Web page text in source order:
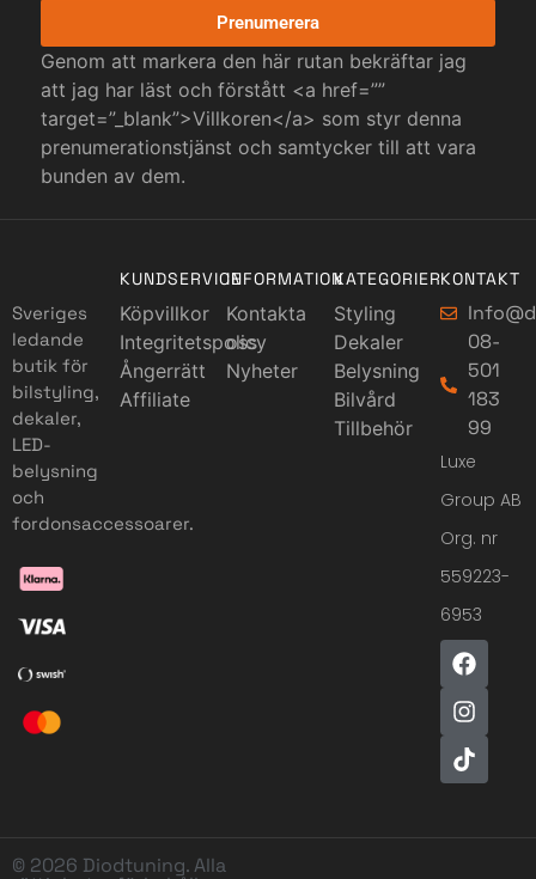
Prenumerera
Genom att markera den här rutan bekräftar jag
att jag har läst och förstått <a href=””
target=”_blank”>Villkoren</a> som styr denna
prenumerationstjänst och samtycker till att vara
bunden av dem.
Sveriges
ledande
butik för
bilstyling,
dekaler,
LED-
belysning
och
fordonsaccessoarer.
KUNDSERVICE
Köpvillkor
Integritetspolicy
Ångerrätt
Affiliate
INFORMATION
Kontakta
oss
Nyheter
KATEGORIER
Styling
Dekaler
Belysning
Bilvård
Tillbehör
KONTAKT
08-
501
183
99
Luxe
Group AB
Org. nr
559223-
6953
© 2026 Diodtuning. Alla